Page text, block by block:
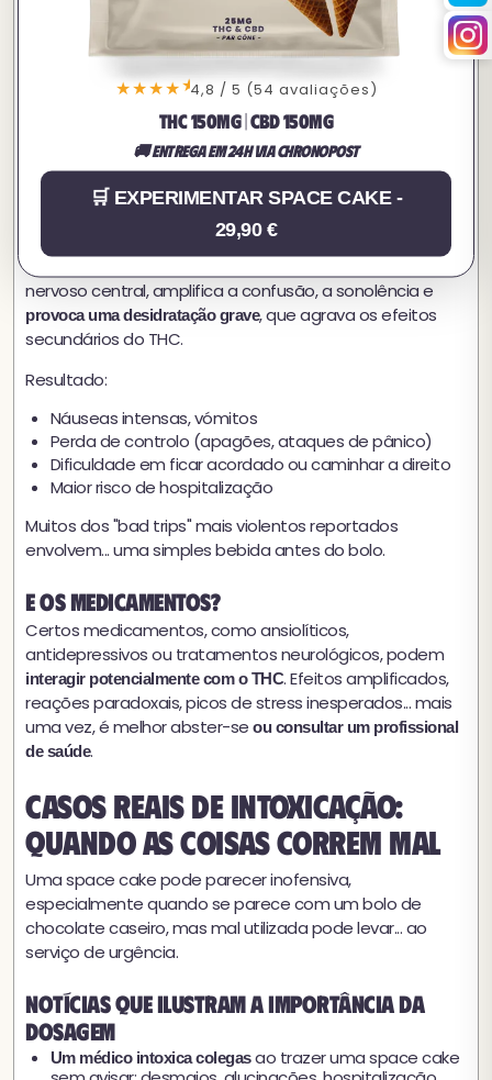
Um dos principais problemas do consumo de space
misturá-la com outras substâncias psicoativas
, sem
real consciência dos efeitos cumulativos. O THC sozinho
já pode surpreender... mas combinado com álcool, por
exemplo, os efeitos podem tornar-se genuinamente
desagradáveis, até perigosos.
Space cake + álcool: a combinação
traiçoeira
Esta é provavelmente
a mistura mais comum e mais
enganosa
nervoso central, amplifica a confusão, a sonolência e
provoca uma desidratação grave, que agrava os efeitos
secundários do THC.
Resultado:
Náuseas intensas, vómitos
Perda de controlo (apagões, ataques de pânico)
Dificuldade em ficar acordado ou caminhar a direito
Maior risco de hospitalização
Muitos dos "bad trips" mais violentos reportados
envolvem... uma simples bebida antes do bolo.
E os medicamentos?
Certos medicamentos, como ansiolíticos,
antidepressivos ou tratamentos neurológicos, podem
interagir potencialmente com o THC. Efeitos amplificados,
reações paradoxais, picos de stress inesperados... mais
uma vez, é melhor abster-se ou consultar um profissional
de saúde.
Casos reais de intoxicação:
quando as coisas correm mal
Uma space cake pode parecer inofensiva,
especialmente quando se parece com um bolo de
chocolate caseiro, mas mal utilizada pode levar... ao
serviço de urgência.
Notícias que ilustram a importância da
dosagem
Um médico intoxica colegasao trazer uma space cake
★★★★★4,8 / 5 (54 avaliações)
THC 150MG | CBD 150MG
🚚 Entrega em 24h via Chronopost
🛒 EXPERIMENTAR SPACE CAKE -
29,90 €